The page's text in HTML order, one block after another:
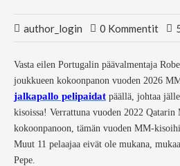
author_login 0 Kommentit
Vasta eilen Portugalin päävalmentaja
joukkueen kokoonpanon vuoden 2026
jalkapallo pelipaidat päällä, johtaa
kisoissa! Verrattuna vuoden 2022
kokoonpanoon, tämän vuoden MM-
Muut 11 pelaajaa eivät ole mukana,
Pepe.